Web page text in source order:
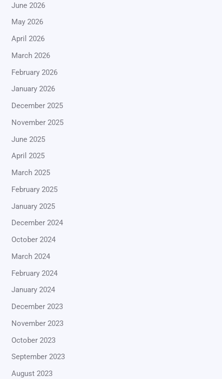
June 2026
May 2026
April 2026
March 2026
February 2026
January 2026
December 2025
November 2025
June 2025
April 2025
March 2025
February 2025
January 2025
December 2024
October 2024
March 2024
February 2024
January 2024
December 2023
November 2023
October 2023
September 2023
August 2023